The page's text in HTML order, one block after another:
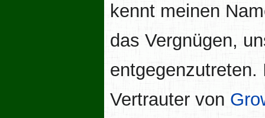
kennt meinen
das Vergnügen,
Vertrauter von